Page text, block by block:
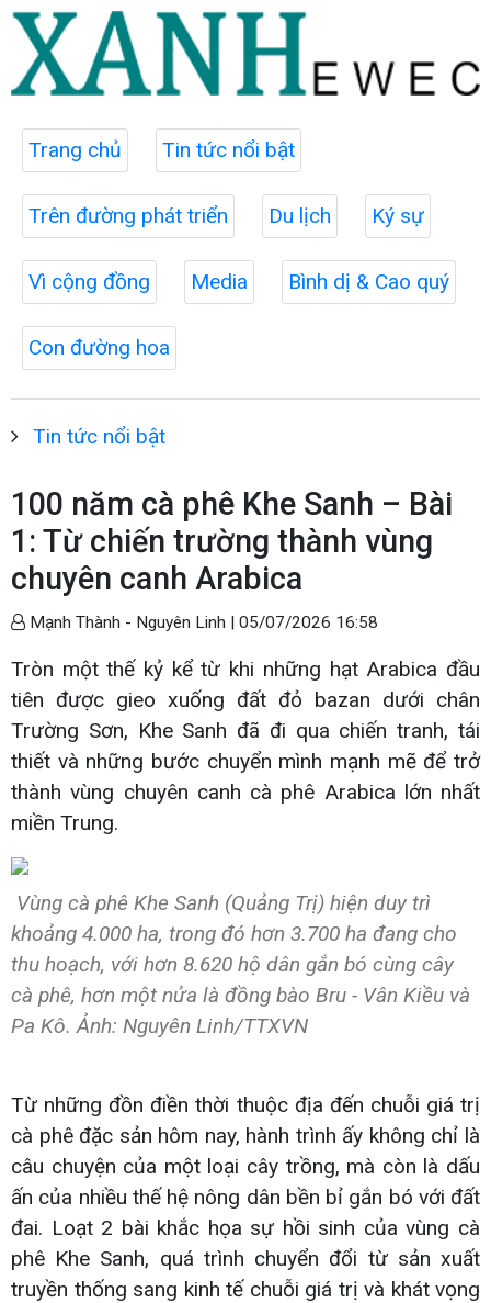
Trang chủ Tin tức nổi bật
Trên đường phát triển Du lịch Ký sự
Vì cộng đồng Media Bình dị & Cao quý
Con đường hoa
Tin tức nổi bật
100 năm cà phê Khe Sanh – Bài
1: Từ chiến trường thành vùng
chuyên canh Arabica
Mạnh Thành - Nguyên Linh | 05/07/2026 16:58
Tròn một thế kỷ kể từ khi những hạt Arabica đầu
tiên được gieo xuống đất đỏ bazan dưới chân
Trường Sơn, Khe Sanh đã đi qua chiến tranh, tái
thiết và những bước chuyển mình mạnh mẽ để trở
thành vùng chuyên canh cà phê Arabica lớn nhất
miền Trung.
Vùng cà phê Khe Sanh (Quảng Trị) hiện duy trì
khoảng 4.000 ha, trong đó hơn 3.700 ha đang cho
thu hoạch, với hơn 8.620 hộ dân gắn bó cùng cây
cà phê, hơn một nửa là đồng bào Bru - Vân Kiều và
Pa Kô. Ảnh: Nguyên Linh/TTXVN
Từ những đồn điền thời thuộc địa đến chuỗi giá trị
cà phê đặc sản hôm nay, hành trình ấy không chỉ là
câu chuyện của một loại cây trồng, mà còn là dấu
ấn của nhiều thế hệ nông dân bền bỉ gắn bó với đất
đai. Loạt 2 bài khắc họa sự hồi sinh của vùng cà
phê Khe Sanh, quá trình chuyển đổi từ sản xuất
truyền thống sang kinh tế chuỗi giá trị và khát vọng